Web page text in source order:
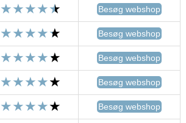
Besøg webshop
Besøg webshop
Besøg webshop
Besøg webshop
Besøg webshop